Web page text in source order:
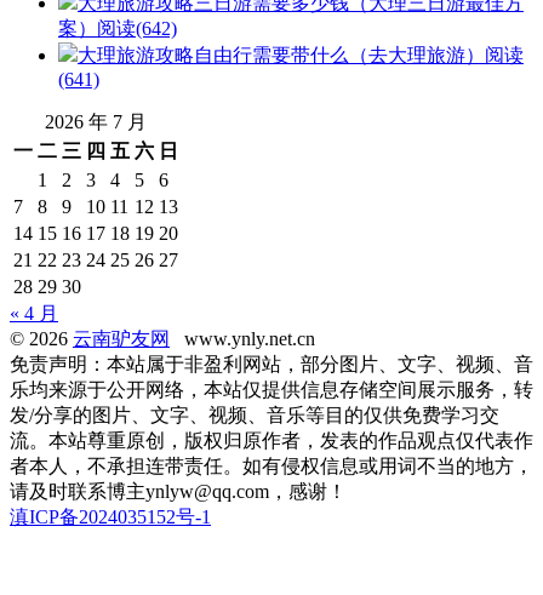
案） 阅读(642)
大理旅游攻略自由行需要带什么（去大理旅游） 阅读
(641)
2026 年 7 月
一 二 三 四 五 六 日
1
2 3 4 5
6
7
8 9 10 11 12 13
14 15 16 17 18 19 20
21 22 23 24 25 26 27
28 29 30
« 4 月
© 2026 云南驴友网
www.ynly.net.cn
免责声明：本站属于非盈利网站，部分图片、文字、视频、音
乐均来源于公开网络，本站仅提供信息存储空间展示服务，转
发/分享的图片、文字、视频、音乐等目的仅供免费学习交
流。本站尊重原创，版权归原作者，发表的作品观点仅代表作
者本人，不承担连带责任。如有侵权信息或用词不当的地方，
请及时联系博主ynlyw@qq.com，感谢！
滇ICP备2024035152号-1